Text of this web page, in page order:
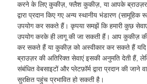
करने के लिए कुकीज़, फ्लैश कुकीज़, या आपके ब्राउज़र
द्वारा प्रदान किए गए अन्य स्थानीय भंडारण
उपयोग कर सकते हैं। कृपया समझें कि हमारी कुछ
उपयोग करके ही लागू की जा सकती हैं। आप कुकीज़ की
कर सकते हैं या कुकीज़ को अस्वीकार कर सकते हैं यदि
ब्राउज़र की अतिरिक्त सेवाएं इसकी अनुमति देती हैं,
संबंधित वेबसाइटों और प्लेटफ़ॉर्म द्वारा प्रदान की
सुरक्षित पहुंच प्रभावित हो सकती है।